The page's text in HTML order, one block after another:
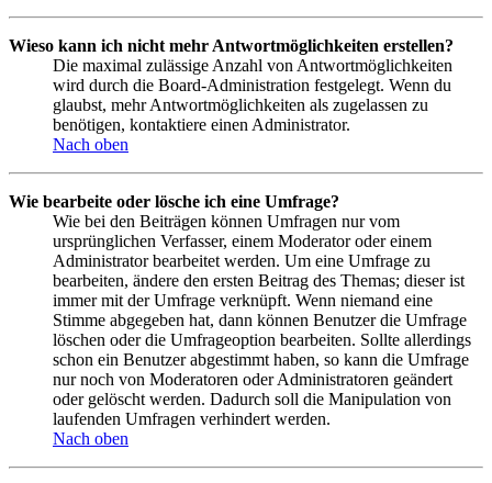
Wieso kann ich nicht mehr Antwortmöglichkeiten erstellen?
Die maximal zulässige Anzahl von Antwortmöglichkeiten
wird durch die Board-Administration festgelegt. Wenn du
glaubst, mehr Antwortmöglichkeiten als zugelassen zu
benötigen, kontaktiere einen Administrator.
Nach oben
Wie bearbeite oder lösche ich eine Umfrage?
Wie bei den Beiträgen können Umfragen nur vom
ursprünglichen Verfasser, einem Moderator oder einem
Administrator bearbeitet werden. Um eine Umfrage zu
bearbeiten, ändere den ersten Beitrag des Themas; dieser ist
immer mit der Umfrage verknüpft. Wenn niemand eine
Stimme abgegeben hat, dann können Benutzer die Umfrage
löschen oder die Umfrageoption bearbeiten. Sollte allerdings
schon ein Benutzer abgestimmt haben, so kann die Umfrage
nur noch von Moderatoren oder Administratoren geändert
oder gelöscht werden. Dadurch soll die Manipulation von
laufenden Umfragen verhindert werden.
Nach oben